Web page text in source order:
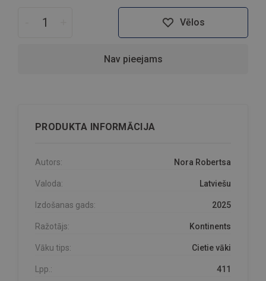
Vēlos
Nav pieejams
PRODUKTA INFORMĀCIJA
Autors: Nora Robertsa
Valoda: Latviešu
Izdošanas gads: 2025
Ražotājs: Kontinents
Vāku tips: Cietie vāki
Lpp.: 411